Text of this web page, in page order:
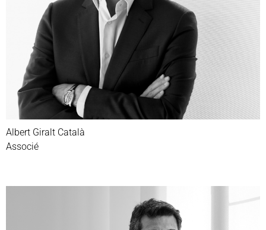
Albert Giralt Català
Associé